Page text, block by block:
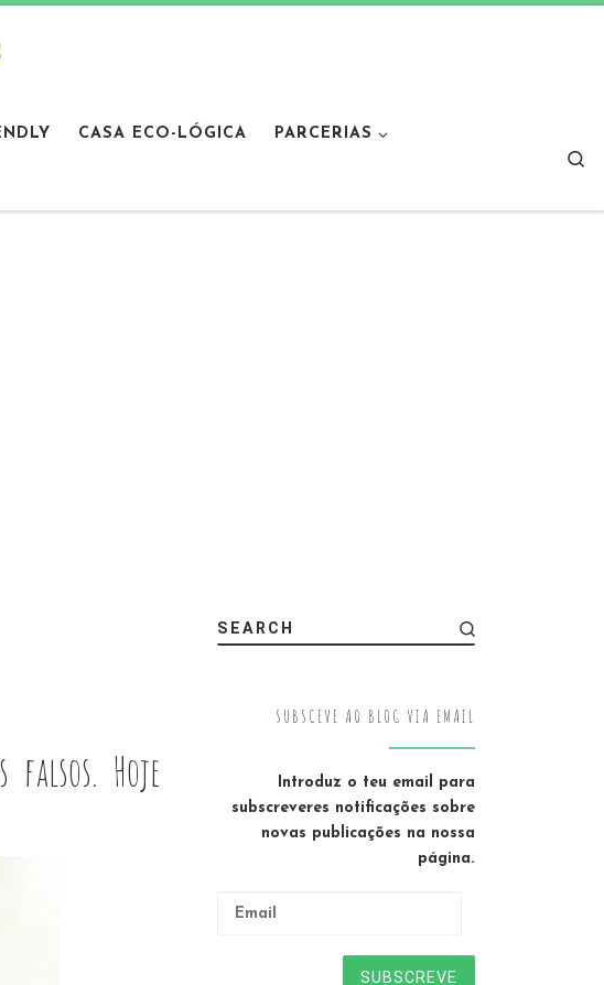
CASA ECO-LÓGICA PARCERIAS
Hoje
SEARCH
SUBSCEVE AO BLOG VIA EMAIL
Introduz o teu email para
subscreveres notificações sobre
novas publicações na nossa
página.
SUBSCREVE